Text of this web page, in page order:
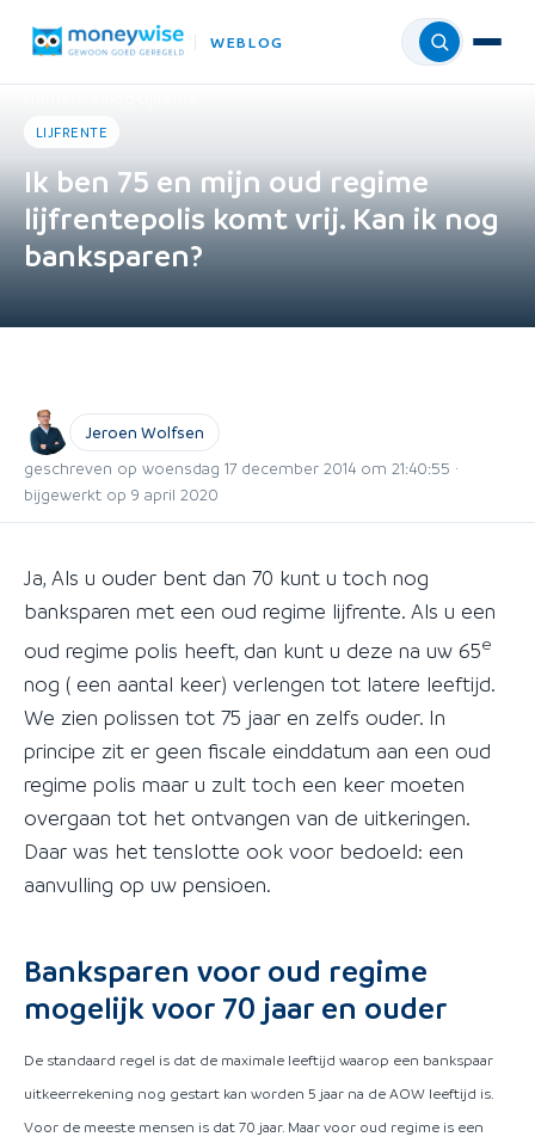
WEBLOG Menu
LIJFRENTE
Ik ben 75 en mijn oud regime
lijfrentepolis komt vrij. Kan ik nog
banksparen?
Jeroen Wolfsen
geschreven op woensdag 17 december 2014 om 21:40:55 ·
bijgewerkt op 9 april 2020
Ja, Als u ouder bent dan 70 kunt u toch nog
banksparen met een oud regime lijfrente. Als u een
oud regime polis heeft, dan kunt u deze na uw 65e
nog ( een aantal keer) verlengen tot latere leeftijd.
We zien polissen tot 75 jaar en zelfs ouder. In
principe zit er geen fiscale einddatum aan een oud
regime polis maar u zult toch een keer moeten
overgaan tot het ontvangen van de uitkeringen.
Daar was het tenslotte ook voor bedoeld: een
aanvulling op uw pensioen.
Banksparen voor oud regime
mogelijk voor 70 jaar en ouder
De standaard regel is dat de maximale leeftijd waarop een bankspaar
uitkeerrekening nog gestart kan worden 5 jaar na de AOW leeftijd is.
Voor de meeste mensen is dat 70 jaar. Maar voor oud regime is een